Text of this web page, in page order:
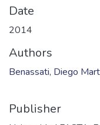
Date
2014
Authors
Benassati, Diego
Publisher